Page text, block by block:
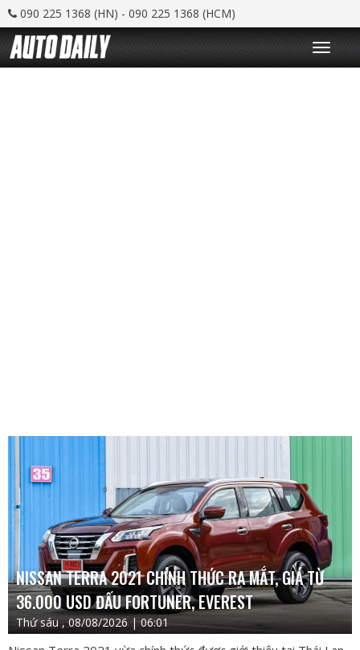
090 225 1368 (HN) - 090 225 1368 (HCM)
T
o
g
NISSAN TERRA 2021 CHÍNH THỨC RA MẮT, GIÁ TỪ
36.000 USD ĐẤU FORTUNER, EVEREST
Thứ sáu , 08/08/2026 | 06:01